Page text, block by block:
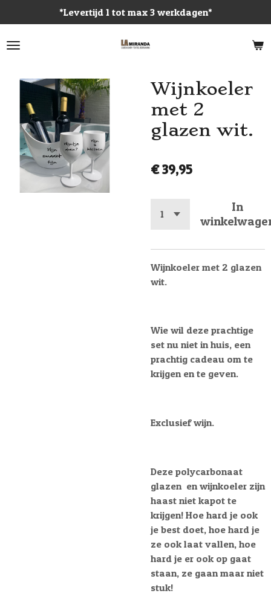
direct
naar
*Levertijd 1 tot max 3 werkdagen*
Wijnkoeler
met 2
glazen wit.
€ 39,95
In
Wijnkoeler met 2 glazen
wit.
Wie wil deze prachtige
set nu niet in huis, een
prachtig cadeau om te
krijgen en te geven.
Exclusief wijn.
Deze polycarbonaat
glazen en wijnkoeler zijn
haast niet kapot te
krijgen! Hoe hard je ook
je best doet, hoe hard je
ze ook laat vallen, hoe
hard je er ook op gaat
staan, ze gaan maar niet
stuk!